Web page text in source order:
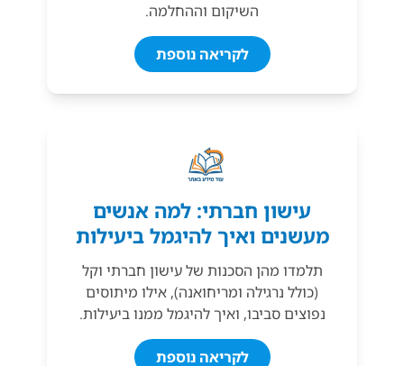
השיקום וההחלמה.
לקריאה נוספת
עישון חברתי: למה אנשים
מעשנים ואיך להיגמל ביעילות
תלמדו מהן הסכנות של עישון חברתי וקל
(כולל נרגילה ומריחואנה), אילו מיתוסים
נפוצים סביבו, ואיך להיגמל ממנו ביעילות.
לקריאה נוספת